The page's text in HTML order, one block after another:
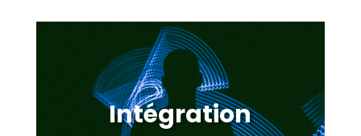
Intégration